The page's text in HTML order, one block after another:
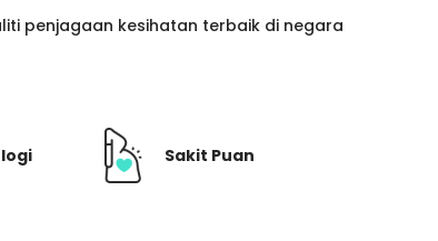
penjagaan kesihatan terbaik di negara
Sakit Puan